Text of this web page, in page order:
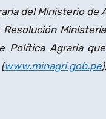
del Ministerio de
Política Agraria
www.minagri.gob.pe